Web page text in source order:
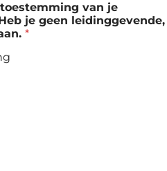
van je
je geen leidinggevende,
*